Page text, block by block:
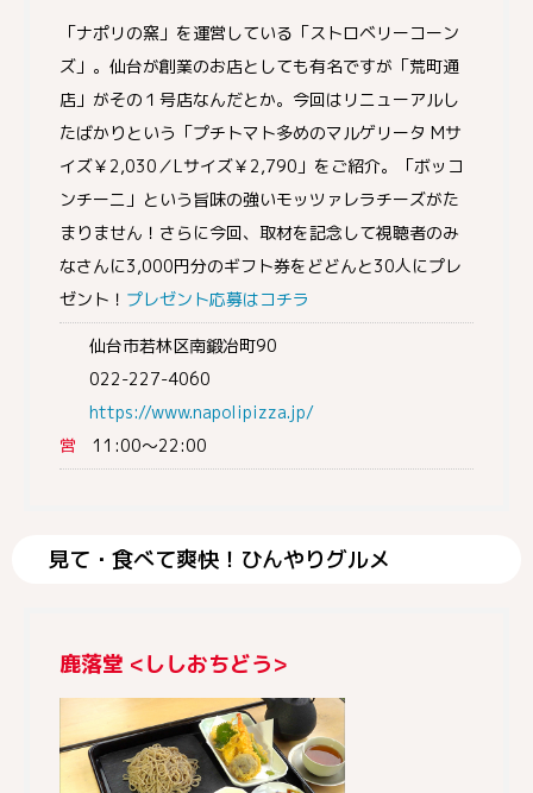
「ナポリの窯」を運営している「ストロベリーコーン
ズ」。仙台が創業のお店としても有名ですが「荒町通
店」がその１号店なんだとか。今回はリニューアルし
たばかりという「プチトマト多めのマルゲリータ Mサ
イズ￥2,030／Lサイズ￥2,790」をご紹介。「ボッコ
ンチーニ」という旨味の強いモッツァレラチーズがた
まりません！さらに今回、取材を記念して視聴者のみ
なさんに3,000円分のギフト券をどどんと30人にプレ
ゼント！ プレゼント応募はコチラ
仙台市若林区南鍛冶町90
022-227-4060
https://www.napolipizza.jp/
営 11:00～22:00
見て・食べて爽快！ひんやりグルメ
鹿落堂 <ししおちどう>